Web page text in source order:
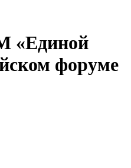
«Единой
форуме